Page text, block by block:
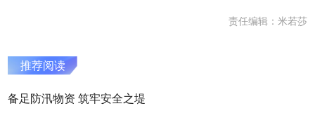
责任编辑：米若莎
推荐阅读
备足防汛物资 筑牢安全之堤